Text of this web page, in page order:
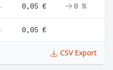
0,05 € 0 %
0,05 €
CSV Export